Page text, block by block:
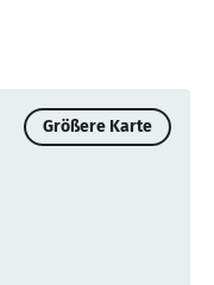
Größere Karte